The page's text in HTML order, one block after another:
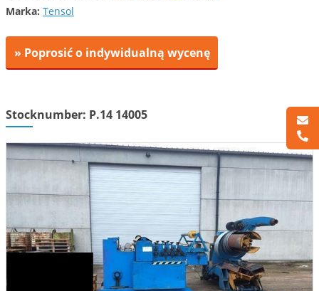
Marka: Tensol
» Poprosić o indywidualną wycenę
Stocknumber: P.14 14005